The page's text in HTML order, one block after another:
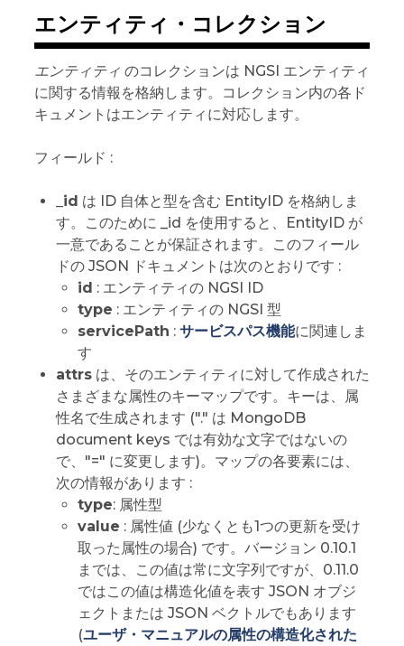
エンティティ・コレクション
エンティティ のコレクションは NGSI エンティティ
に関する情報を格納します。コレクション内の各ド
キュメントはエンティティに対応します。
フィールド :
_id は ID 自体と型を含む EntityID を格納しま
す。このために _id を使用すると、EntityID が
一意であることが保証されます。このフィール
ドの JSON ドキュメントは次のとおりです :
id : エンティティの NGSI ID
type : エンティティの NGSI 型
servicePath : サービスパス機能に関連しま
す
attrsは、そのエンティティに対して作成された
さまざまな属性のキーマップです。キーは、属
性名で生成されます ("." は MongoDB
document keys では有効な文字ではないの
で、"=" に変更します)。マップの各要素には、
次の情報があります :
type: 属性型
value : 属性値 (少なくとも1つの更新を受け
取った属性の場合) です。バージョン 0.10.1
までは、この値は常に文字列ですが、0.11.0
ではこの値は構造化値を表す JSON オブジ
ェクトまたは JSON ベクトルでもあります
(ユーザ・マニュアルの属性の構造化された